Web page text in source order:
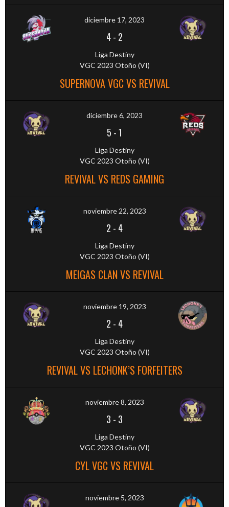
diciembre 17, 2023
4- 2
Liga Destiny
VGC 2023 Otoño (VI)
SUPERNOVA VGC VS REVIVAL
diciembre 6, 2023
5 -1
Liga Destiny
VGC 2023 Otoño (VI)
REVIVAL VS REDS GAMING
noviembre 22, 2023
2 - 4
Liga Destiny
VGC 2023 Otoño (VI)
MEIGAS CLAN VS REVIVAL
noviembre 19, 2023
2 - 4
Liga Destiny
VGC 2023 Otoño (VI)
REVIVAL VS LECHONK’S FORFEITERS
noviembre 8, 2023
3 - 3
Liga Destiny
VGC 2023 Otoño (VI)
CYL VGC VS REVIVAL
noviembre 5, 2023